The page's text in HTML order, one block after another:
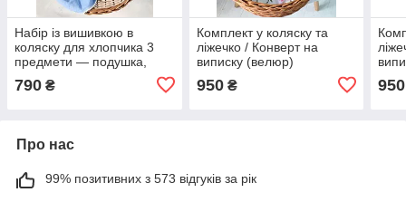
Набір із вишивкою в
коляску для хлопчика 3
предмети — подушка,
790 ₴
Комплект у коляску та
ліжечко / Конверт на
виписку (велюр)
950₴ 950
Про нас
99% позитивних з 573 відгуків за рік